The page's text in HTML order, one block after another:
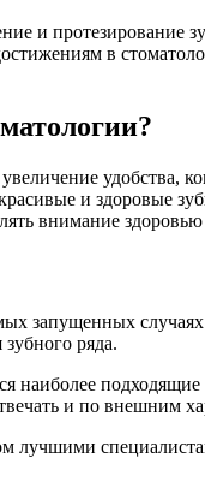
и протезирование
в
и здоровые
внимание здоровью
запущенных
зубного ряда.
наиболее
и по внешним